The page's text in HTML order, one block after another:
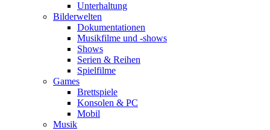
Unterhaltung
Bilderwelten
Dokumentationen
Musikfilme und -shows
Shows
Serien & Reihen
Spielfilme
Games
Brettspiele
Konsolen & PC
Mobil
Musik